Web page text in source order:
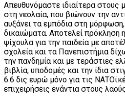
Απευθυνόμαστε ιδιαίτερα στους
στη νεολαία, που βιώνουν την
αυξάνει τα εμπόδια στη
δικαιώματα. Αποτελεί πρόκληση
ψίχουλα για την παιδεία με
σχολεία και τα Πανεπιστήμια
την πανδημία και με τεράστιες
βιβλία, υποδομές και την ίδια
6.6 δις ευρώ μόνο για τις
επιχειρήσεις ενάντια στους